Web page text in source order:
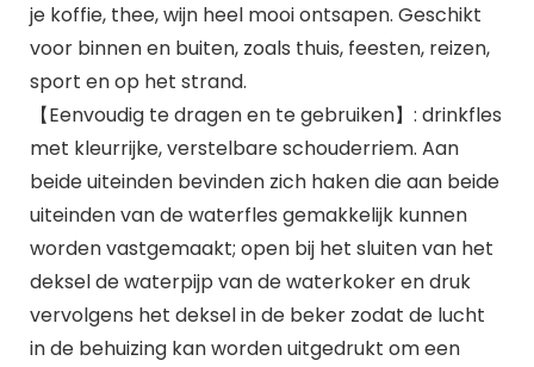
je koffie, thee, wijn heel mooi ontsapen. Geschikt
voor binnen en buiten, zoals thuis, feesten, reizen,
sport en op het strand.
【Eenvoudig te dragen en te gebruiken】: drinkfles
met kleurrijke, verstelbare schouderriem. Aan
beide uiteinden bevinden zich haken die aan beide
uiteinden van de waterfles gemakkelijk kunnen
worden vastgemaakt; open bij het sluiten van het
deksel de waterpijp van de waterkoker en druk
vervolgens het deksel in de beker zodat de lucht
in de behuizing kan worden uitgedrukt om een